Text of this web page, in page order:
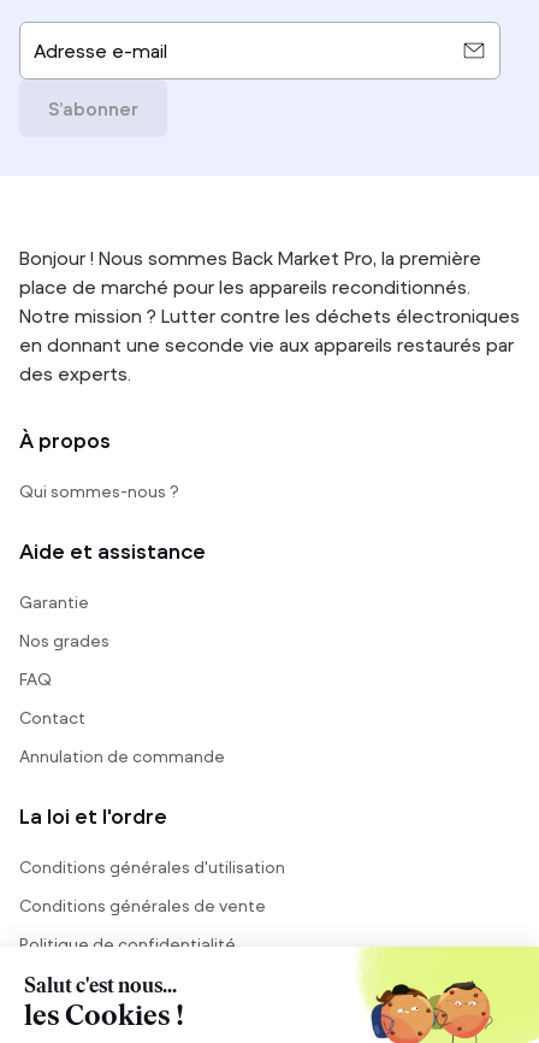
Adresse e-mail
S’abonner
Bonjour ! Nous sommes Back Market Pro, la première
place de marché pour les appareils reconditionnés.
Notre mission ? Lutter contre les déchets électroniques
en donnant une seconde vie aux appareils restaurés par
des experts.
À propos
Qui sommes-nous ?
Aide et assistance
Garantie
Nos grades
FAQ
Contact
Annulation de commande
La loi et l'ordre
Conditions générales d'utilisation
Conditions générales de vente
Politique de confidentialité
Mentions légales